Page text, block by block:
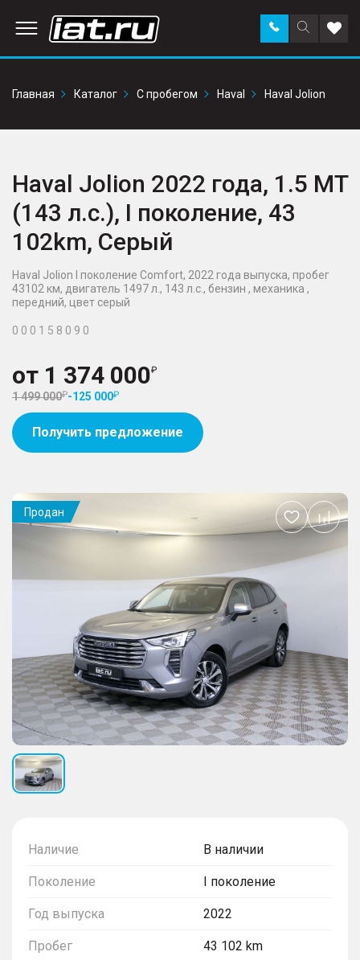
Поиск
по
Заказать
звонок в
Главная
Каталог С пробегом Haval Haval Jolion
Haval Jolion 2022 года, 1.5 MT
(143 л.с.), I поколение, 43
102km, Серый
Haval Jolion I поколение Comfort, 2022 года выпуска, пробег
43102 км, двигатель 1497 л., 143 л.с., бензин , механика ,
передний, цвет серый
0 0 0 1 5 8 0 9 0
от 1 374 000
1 499 000 -125 000
Получить предложение
Наличие В наличии
Поколение I поколение
Год выпуска 2022
Пробег 43 102 km
Продан
Добавить
в
избранное